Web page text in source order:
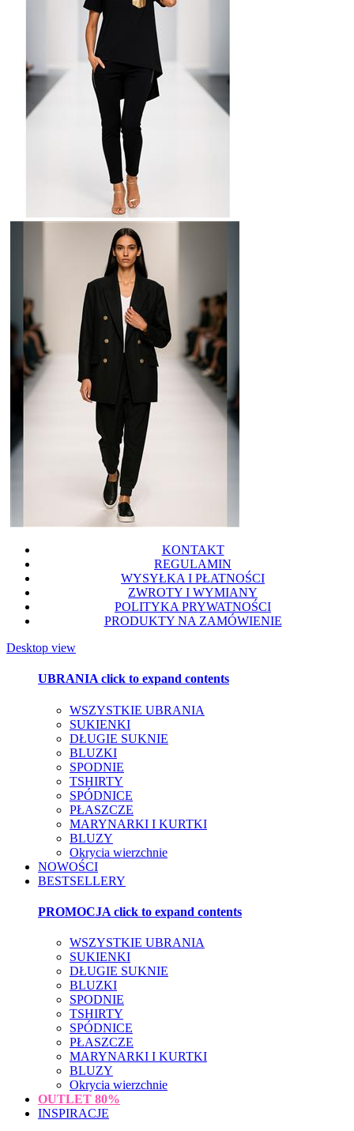
KONTAKT
REGULAMIN
WYSYŁKA I PŁATNOŚCI
ZWROTY I WYMIANY
POLITYKA PRYWATNOŚCI
PRODUKTY NA ZAMÓWIENIE
Desktop view
UBRANIAclick to expand contents
WSZYSTKIE UBRANIA
SUKIENKI
DŁUGIE SUKNIE
BLUZKI
SPODNIE
TSHIRTY
SPÓDNICE
PŁASZCZE
MARYNARKI I KURTKI
BLUZY
Okrycia wierzchnie
NOWOŚCI
BESTSELLERY
PROMOCJA click to expand contents
WSZYSTKIE UBRANIA
SUKIENKI
DŁUGIE SUKNIE
BLUZKI
SPODNIE
TSHIRTY
SPÓDNICE
PŁASZCZE
MARYNARKI I KURTKI
BLUZY
Okrycia wierzchnie
OUTLET 80%
INSPIRACJE